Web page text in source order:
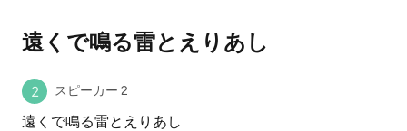
遠くで鳴る雷とえりあし
スピーカー 2
遠くで鳴る雷とえりあし